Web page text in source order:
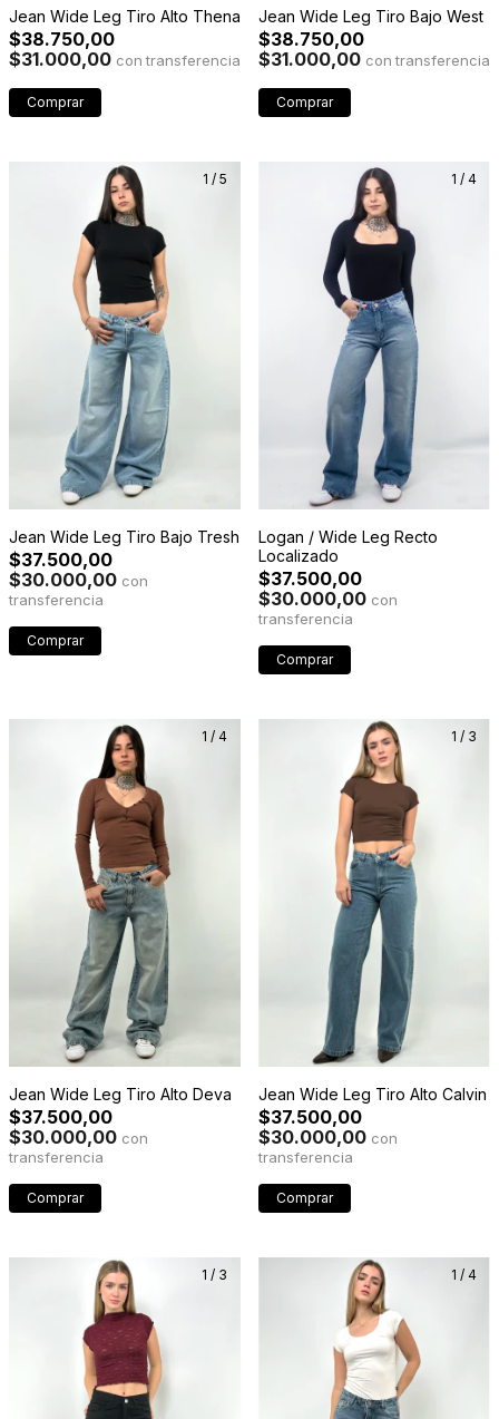
Jean Wide Leg Tiro Alto Thena
$38.750,00
$31.000,00 con
Comprar
Jean Wide Leg Tiro Bajo West
$38.750,00
$31.000,00 con
Comprar
1 / 5
Jean Wide Leg Tiro Bajo Tresh
$37.500,00
$30.000,00 con
Comprar
1 / 4
Logan / Wide Leg Recto
Localizado
$37.500,00
$30.000,00 con
Comprar
1 / 4
Jean Wide Leg Tiro Alto Deva
$37.500,00
$30.000,00 con
Comprar
1 / 3
Jean Wide Leg Tiro Alto Calvin
$37.500,00
$30.000,00 con
Comprar
1 / 3 1 / 4